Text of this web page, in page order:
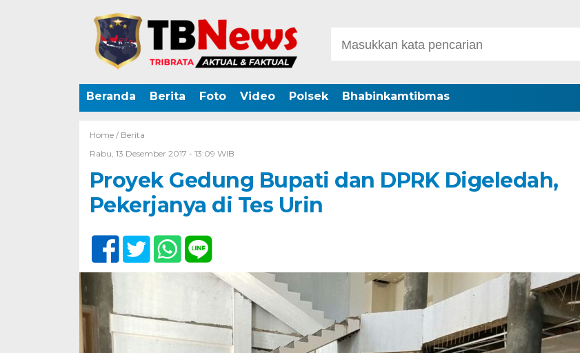
Beranda Berita Foto Video Polsek Bhabinkamtibmas
Home / Berita
Rabu, 13 Desember 2017 - 13:09 WIB
Proyek Gedung Bupati dan DPRK Digeledah,
Pekerjanya di Tes Urin